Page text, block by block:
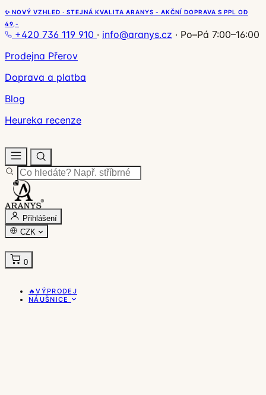
✨ NOVÝ VZHLED · STEJNÁ KVALITA ARANYS - AKČNÍ DOPRAVA S PPL OD
49,-
+420 736 119 910 · info@aranys.cz · Po–Pá 7:00–16:00
Prodejna Přerov
Doprava a platba
Blog
Heureka recenze
Přihlášení
CZK
0
🔥VÝPRODEJ
NÁUŠNICE